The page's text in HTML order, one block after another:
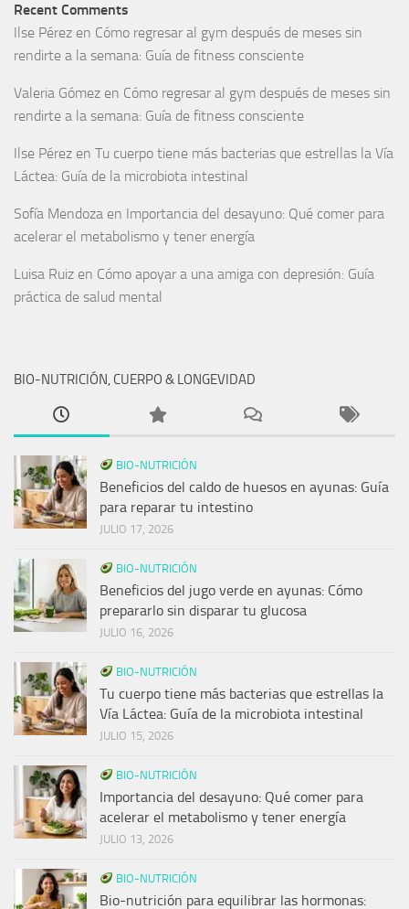
Recent Comments
Ilse Pérez en Cómo regresar al gym después de meses sin
rendirte a la semana: Guía de fitness consciente
Valeria Gómez en Cómo regresar al gym después de meses sin
rendirte a la semana: Guía de fitness consciente
Ilse Pérez en Tu cuerpo tiene más bacterias que estrellas la Vía
Láctea: Guía de la microbiota intestinal
Sofía Mendoza en Importancia del desayuno: Qué comer para
acelerar el metabolismo y tener energía
Luisa Ruiz en Cómo apoyar a una amiga con depresión: Guía
práctica de salud mental
BIO-NUTRICIÓN, CUERPO & LONGEVIDAD
BIO-NUTRICIÓN
Beneficios del caldo de huesos en ayunas: Guía
para reparar tu intestino
JULIO 17, 2026
BIO-NUTRICIÓN
Beneficios del jugo verde en ayunas: Cómo
prepararlo sin disparar tu glucosa
JULIO 16, 2026
BIO-NUTRICIÓN
Tu cuerpo tiene más bacterias que estrellas la
Vía Láctea: Guía de la microbiota intestinal
JULIO 15, 2026
BIO-NUTRICIÓN
Importancia del desayuno: Qué comer para
acelerar el metabolismo y tener energía
JULIO 13, 2026
BIO-NUTRICIÓN
Bio-nutrición para equilibrar las hormonas: